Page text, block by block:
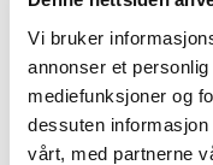
Vi bruker
annonser et
mediefunksjoner og
dessuten
vårt, med partnerne
ETON
Eton Cotton/Cashmere
Pris
149,-